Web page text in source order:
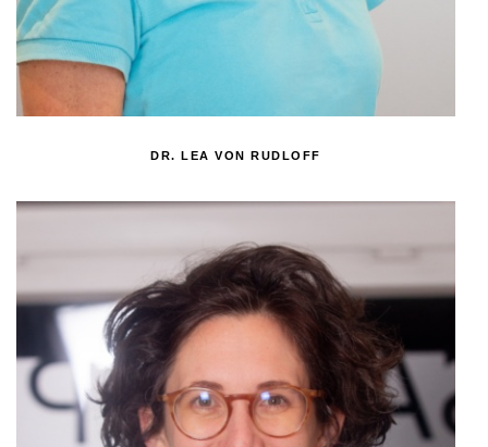
DR. LEA VON RUDLOFF